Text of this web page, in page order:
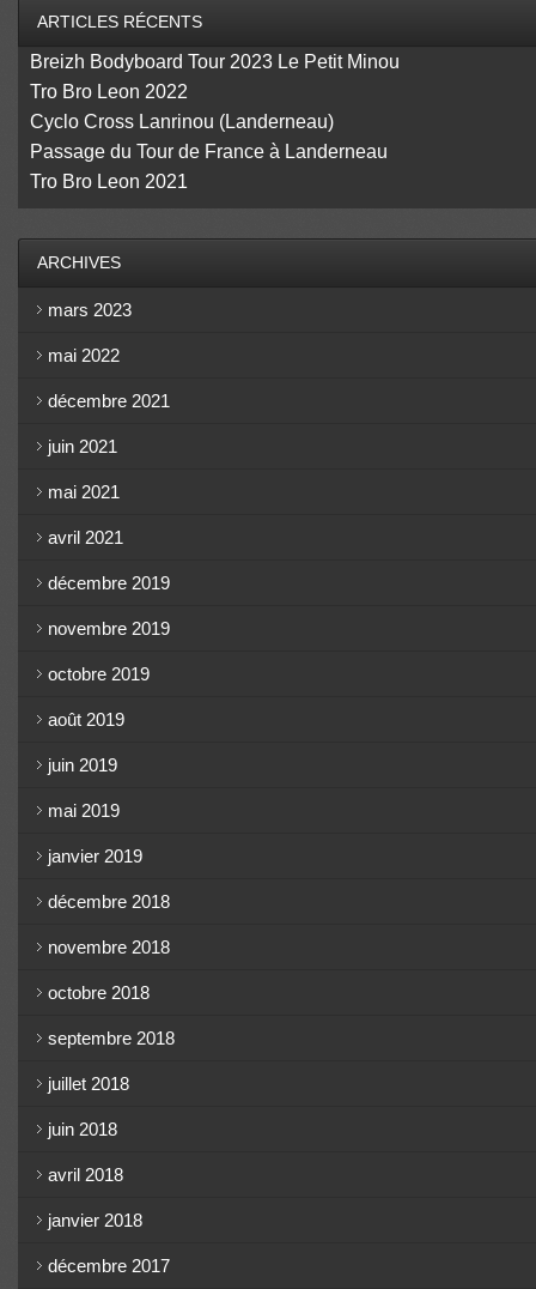
ARTICLES RÉCENTS
Breizh Bodyboard Tour 2023 Le Petit Minou
Tro Bro Leon 2022
Cyclo Cross Lanrinou (Landerneau)
Passage du Tour de France à Landerneau
Tro Bro Leon 2021
ARCHIVES
mars 2023
mai 2022
décembre 2021
juin 2021
mai 2021
avril 2021
décembre 2019
novembre 2019
octobre 2019
août 2019
juin 2019
mai 2019
janvier 2019
décembre 2018
novembre 2018
octobre 2018
septembre 2018
juillet 2018
juin 2018
avril 2018
janvier 2018
décembre 2017